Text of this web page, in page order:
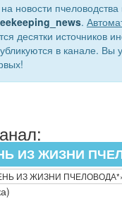
новости
.
десятки источников
в канале. Вы
ИЗ ЖИЗНИ
ИЗ ЖИЗНИ ПЧЕЛОВОДА*»